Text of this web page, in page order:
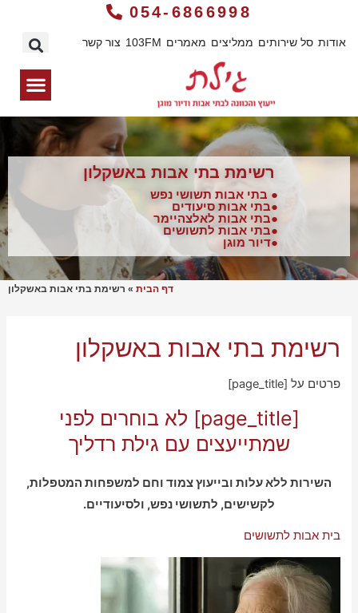
054-6866998
אודות סל שירותים ממליצים מאמרים 103FM צור קשר
רשימת בתי אבות באשקלון
● בתי אבות תשושי נפש
●בתי אבות סיעודים
●בתי אבות לאלצהיימר
●בתי אבות לתשושים
●דיור מוגן
דף הבית » רשימת בתי אבות באשקלון
רשימת בתי אבות באשקלון
פרטים על [page_title]
[page_title] לא בוחרים לפני
שמתייעצים עם גילת רדליך
השירות ללא עלות ובייעוץ צמוד וחם למשפחות המטפלות,
לקשישים, לתשושי נפש, ולסיעודיים.
בית אבות לתשושים